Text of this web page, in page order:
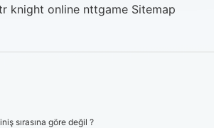
knight online nttgame Sitemap
sırasına göre değil ?